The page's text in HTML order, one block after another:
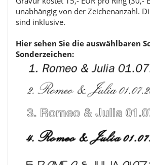
unabhängig von der Zeichenanzahl.
sind inklusive.
Hier sehen Sie die auswählbaren
Sonderzeichen: